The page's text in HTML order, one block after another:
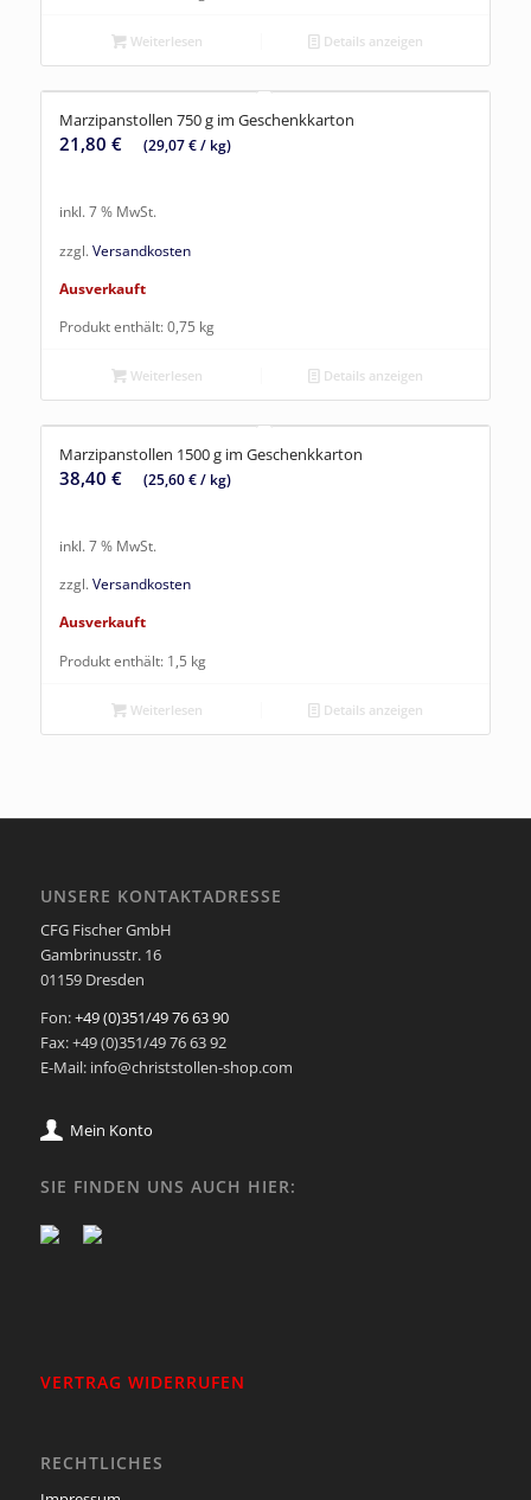
Weiterlesen Details anzeigen
Marzipanstollen 750 g im Geschenkkarton
21,80 € (29,07€/ kg)
inkl. 7 % MwSt.
zzgl. Versandkosten
Ausverkauft
Produkt enthält: 0,75 kg
Weiterlesen Details anzeigen
Marzipanstollen 1500 g im Geschenkkarton
38,40 € (25,60€/ kg)
inkl. 7 % MwSt.
zzgl. Versandkosten
Ausverkauft
Produkt enthält: 1,5 kg
Weiterlesen Details anzeigen
UNSERE KONTAKTADRESSE
CFG Fischer GmbH
Gambrinusstr. 16
01159 Dresden
Fon:+49 (0)351/49 76 63 90
Fax: +49 (0)351/49 76 63 92
E-Mail: info@christstollen-shop.com
Mein Konto
SIE FINDEN UNS AUCH HIER:
VERTRAG WIDERRUFEN
RECHTLICHES